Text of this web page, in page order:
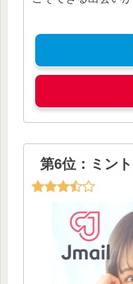
第6位：ミン